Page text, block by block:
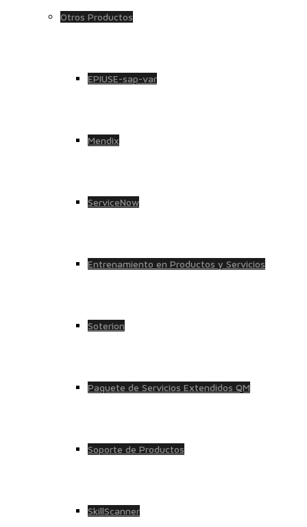
Otros Productos
EPIUSE-sap-var
Mendix
ServiceNow
Entrenamiento en Productos y Servicios
Soterion
Paquete de Servicios Extendidos QM
Soporte de Productos
SkillScanner